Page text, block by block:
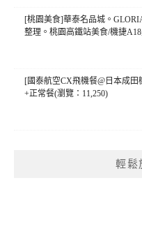
[桃園美食]華泰名品城。
整理。桃園高鐵站美食/機捷
[國泰航空CX飛機餐@日本成
+正常餐(瀏覽：11,250)
輕鬆